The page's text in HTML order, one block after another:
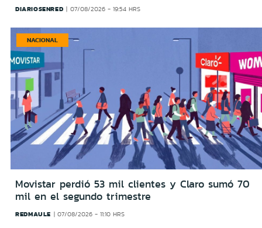
DIARIOSENRED 07/08/2026 - 19:54 HRS
NACIONAL
Movistar perdió 53 mil clientes y Claro sumó 70
mil en el segundo trimestre
REDMAULE 07/08/2026 - 11:10 HRS